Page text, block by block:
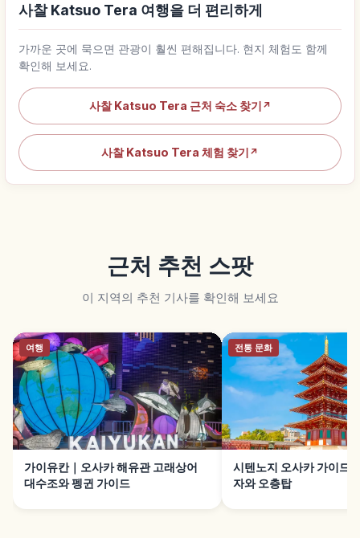
사찰 Katsuo Tera 여행을 더 편리하게
가까운 곳에 묵으면 관광이 훨씬 편해집니다. 현지 체험도 함께
확인해 보세요.
사찰 Katsuo Tera 근처 숙소 찾기 ↗
사찰 Katsuo Tera 체험 찾기 ↗
근처 추천 스팟
이 지역의 추천 기사를 확인해 보세요
여행
가이유칸｜오사카 해유관 고래상어
대수조와 펭귄 가이드
전통 문화
시텐노지 오사카 가이드
자와 오층탑